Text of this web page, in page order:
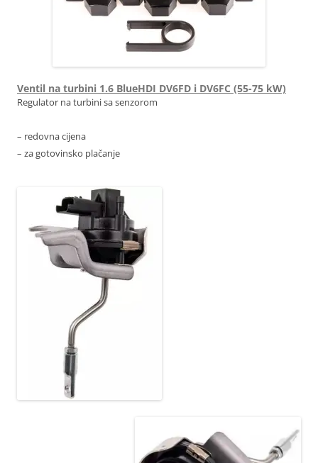
Ventil na turbini 1.6 BlueHDI DV6FD i DV6FC (55-75 kW)
Regulator na turbini sa senzorom
– redovna cijena
– za gotovinsko plačanje